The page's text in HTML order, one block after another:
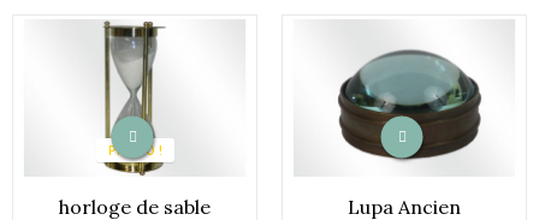
PROMO !
horloge de sable Lupa Ancien